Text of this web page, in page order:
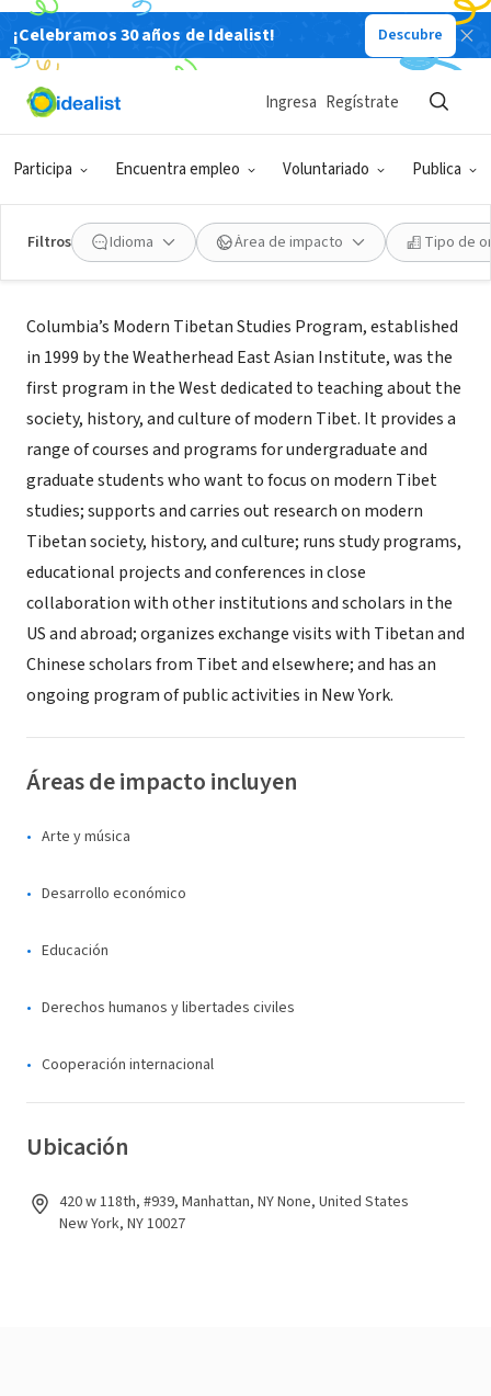
¡Celebramos 30 años de Idealist! Descubre
Participa Encuentra empleo Voluntariado Publica
Ingresa Regístrate
Filtros Idioma Área de impacto Tipo de
ORGANIZACIÓN SIN FIN DE LUCRO
Modern Tibetan Studies Program
at Columbia University
Manhattan, weai.columbia.edu/modern-tibetan-studies-
Acerca de
Columbia’s Modern Tibetan Studies Program, established
in 1999 by the Weatherhead East Asian Institute, was the
first program in the West dedicated to teaching about the
society, history, and culture of modern Tibet. It provides a
range of courses and programs for undergraduate and
graduate students who want to focus on modern Tibet
studies; supports and carries out research on modern
Tibetan society, history, and culture; runs study programs,
educational projects and conferences in close
collaboration with other institutions and scholars in the
US and abroad; organizes exchange visits with Tibetan and
Chinese scholars from Tibet and elsewhere; and has an
ongoing program of public activities in New York.
Áreas de impacto incluyen
Arte y música
Desarrollo económico
Educación
Derechos humanos y libertades civiles
Cooperación internacional
Ubicación
420 w 118th, #939, Manhattan, NY None, United States
New York, NY 10027